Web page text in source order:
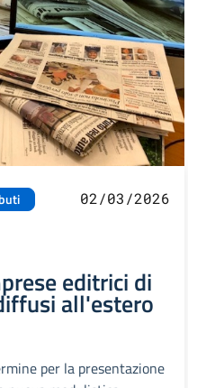
02/03/2026
editrici di
all'estero
per la presentazione